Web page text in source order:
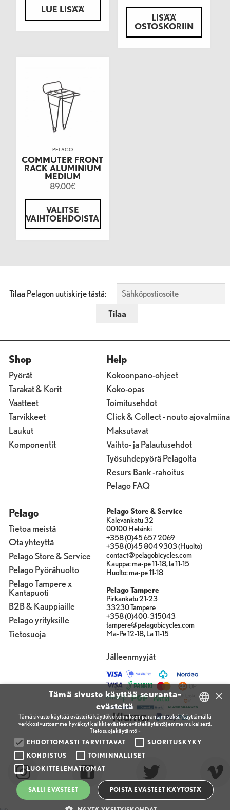
LUE LISÄÄ
LISÄÄ
OSTOSKORIIN
PELAGO
COMMUTER FRONT
RACK ALUMINIUM
MEDIUM
89.00€
VALITSE
VAIHTOEHDOISTA
Tilaa Pelagon uutiskirje tästä:
Shop
Pyörät
Tarakat & Korit
Vaatteet
Tarvikkeet
Laukut
Komponentit
Help
Kokoonpano-ohjeet
Koko-opas
Toimitusehdot
Click & Collect - nouto ajovalmiina
Maksutavat
Vaihto- ja Palautusehdot
Työsuhdepyörä Pelagolta
Resurs Bank -rahoitus
Pelago FAQ
Pelago
Tietoa meistä
Ota yhteyttä
Pelago Store & Service
Pelago Pyörähuolto
Pelago Tampere x
Kantapuoti
B2B & Kauppiaille
Pelago yrityksille
Tietosuoja
Pelago Store & Service
Kalevankatu 32
00100 Helsinki
+358 (0)45 657 2069
+358 (0)45 804 9303 (Huolto)
contact@pelagobicycles.com
Kauppa: ma-pe 11-18, la 11-15
Huolto: ma-pe 11-18
Pelago Tampere
Pirkankatu 21-23
33230 Tampere
+358 (0)400-315043
tampere@pelagobicycles.com
Ma-Pe 12-18, La 11-15
Jälleenmyyjät
FINNISH
ENGLISH
×
Tämä sivusto käyttää seuranta-
evästeitä
Tämä sivusto käyttää evästeitä käyttökokemuksen parantamiseksi. Käyttämällä
verkkosivustoamme hyväksyt kaikki evästeet evästekäytäntöjemme mukaisesti.
Tietosuojakäytäntö »
EHDOTTOMASTI TARVITTAVAT
SUORITUSKYKY
KOHDISTUS
TOIMINNALLISET
LUOKITTELEMATTOMAT
SALLI EVÄSTEET POISTA EVÄSTEET KÄYTÖSTÄ